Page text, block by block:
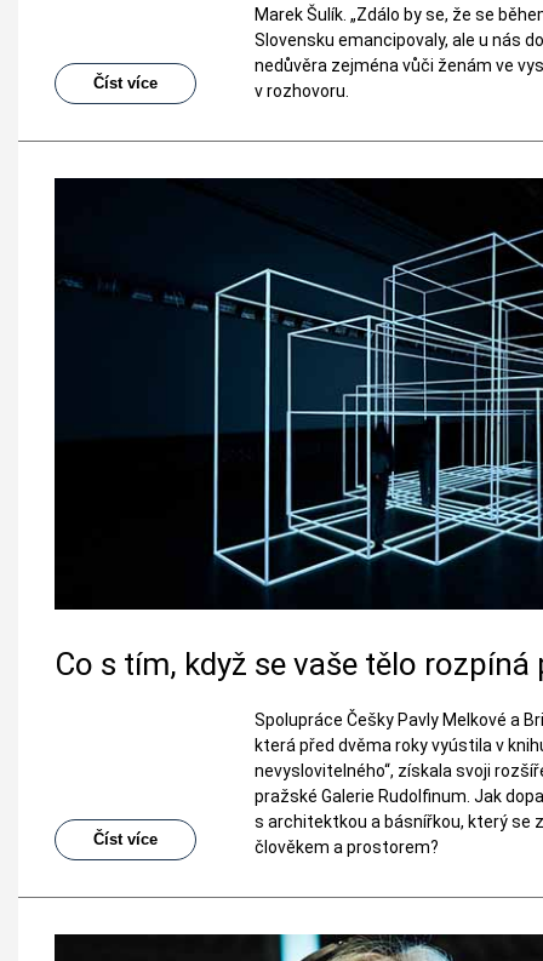
Číst více
Marek Šulík. „Zdálo by se, že se
Slovensku emancipovaly, ale u nás
nedůvěra zejména vůči ženám ve
v rozhovoru.
Co s tím, když se vaše tělo
Číst více
Spolupráce Češky Pavly Melkové a
která před dvěma roky vyústila v
nevyslovitelného“, získala svoji
pražské Galerie Rudolfinum. Jak
s architektkou a básnířkou, který se
člověkem a prostorem?